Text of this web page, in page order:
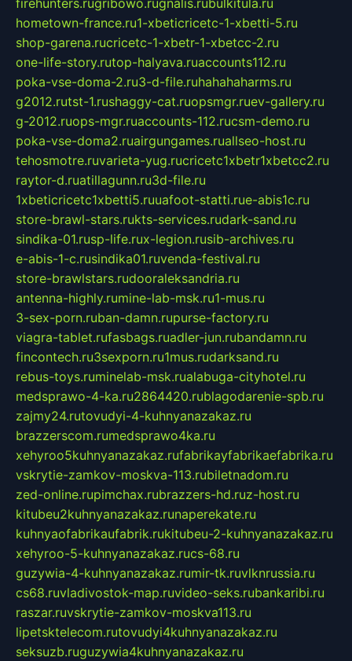
firehunters.rugribowo.rugnalis.rubulkitula.ru
hometown-france.ru1-xbeticricetc-1-xbetti-5.ru
shop-garena.rucricetc-1-xbetr-1-xbetcc-2.ru
one-life-story.rutop-halyava.ruaccounts112.ru
poka-vse-doma-2.ru3-d-file.ruhahahaharms.ru
g2012.rutst-1.rushaggy-cat.ruopsmgr.ruev-gallery.ru
g-2012.ruops-mgr.ruaccounts-112.rucsm-demo.ru
poka-vse-doma2.ruairgungames.ruallseo-host.ru
tehosmotre.ruvarieta-yug.rucricetc1xbetr1xbetcc2.ru
raytor-d.ruatillagunn.ru3d-file.ru
1xbeticricetc1xbetti5.ruuafoot-statti.rue-abis1c.ru
store-brawl-stars.rukts-services.rudark-sand.ru
sindika-01.rusp-life.rux-legion.rusib-archives.ru
e-abis-1-c.rusindika01.ruvenda-festival.ru
store-brawlstars.rudooraleksandria.ru
antenna-highly.rumine-lab-msk.ru1-mus.ru
3-sex-porn.ruban-damn.rupurse-factory.ru
viagra-tablet.rufasbags.ruadler-jun.rubandamn.ru
fincontech.ru3sexporn.ru1mus.rudarksand.ru
rebus-toys.ruminelab-msk.rualabuga-cityhotel.ru
medsprawo-4-ka.ru2864420.rublagodarenie-spb.ru
zajmy24.rutovudyi-4-kuhnyanazakaz.ru
brazzerscom.rumedsprawo4ka.ru
xehyroo5kuhnyanazakaz.rufabrikayfabrikaefabrika.ru
vskrytie-zamkov-moskva-113.rubiletnadom.ru
zed-online.rupimchax.rubrazzers-hd.ruz-host.ru
kitubeu2kuhnyanazakaz.runaperekate.ru
kuhnyaofabrikaufabrik.rukitubeu-2-kuhnyanazakaz.ru
xehyroo-5-kuhnyanazakaz.rucs-68.ru
guzywia-4-kuhnyanazakaz.rumir-tk.ruvlknrussia.ru
cs68.ruvladivostok-map.ruvideo-seks.rubankaribi.ru
raszar.ruvskrytie-zamkov-moskva113.ru
lipetsktelecom.rutovudyi4kuhnyanazakaz.ru
seksuzb.ruguzywia4kuhnyanazakaz.ru